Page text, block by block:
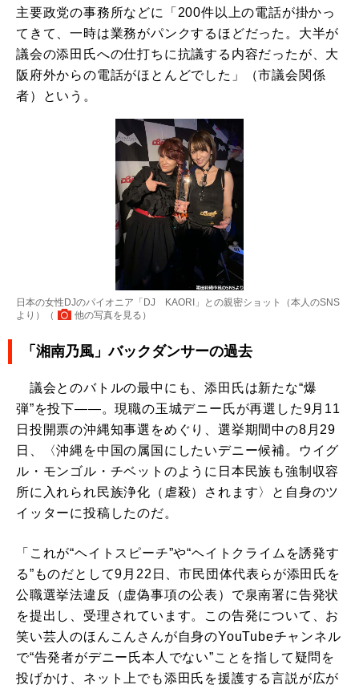
主要政党の事務所などに「200件以上の電話が掛かっ
てきて、一時は業務がパンクするほどだった。大半が
議会の添田氏への仕打ちに抗議する内容だったが、大
阪府外からの電話がほとんどでした」（市議会関係
者）という。
日本の女性DJのパイオニア「DJ KAORI」との親密ショット（本人のSNS
より）（
他の写真を見る ）
「湘南乃風」バックダンサーの過去
議会とのバトルの最中にも、添田氏は新たな“爆
弾”を投下――。現職の玉城デニー氏が再選した9月11
日投開票の沖縄知事選をめぐり、選挙期間中の8月29
日、〈沖縄を中国の属国にしたいデニー候補。ウイグ
ル・モンゴル・チベットのように日本民族も強制収容
所に入れられ民族浄化（虐殺）されます〉と自身のツ
イッターに投稿したのだ。
「これが“ヘイトスピーチ”や“ヘイトクライムを誘発す
る”ものだとして9月22日、市民団体代表らが添田氏を
公職選挙法違反（虚偽事項の公表）で泉南署に告発状
を提出し、受理されています。この告発について、お
笑い芸人のほんこんさんが自身のYouTubeチャンネル
で“告発者がデニー氏本人でない”ことを指して疑問を
投げかけ、ネット上でも添田氏を援護する言説が広が